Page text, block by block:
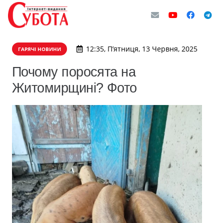
ГАРЯЧІ НОВИНИ 12:35, П’ятниця, 13 Червня, 2025
Почому поросята на
Житомирщині? Фото